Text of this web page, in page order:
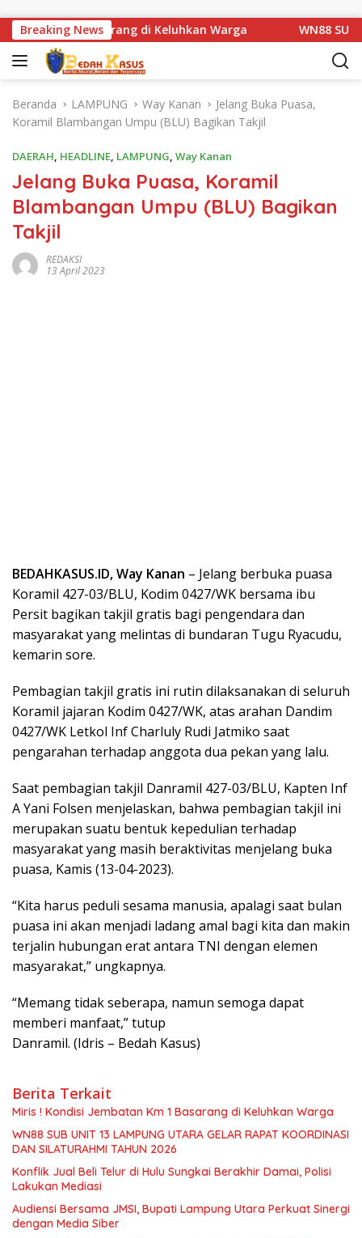
Breaking News
Km 1 Basarang di Keluhkan Warga WN88 SUB
Beranda LAMPUNG Way Kanan
Jelang Buka Puasa,
Koramil Blambangan Umpu (BLU) Bagikan Takjil
DAERAH, HEADLINE, LAMPUNG, Way Kanan
Jelang Buka Puasa, Koramil
Blambangan Umpu (BLU) Bagikan
Takjil
REDAKSI
13 April 2023
BEDAHKASUS.ID, Way Kanan – Jelang berbuka puasa
Koramil 427-03/BLU, Kodim 0427/WK bersama ibu
Persit bagikan takjil gratis bagi pengendara dan
masyarakat yang melintas di bundaran Tugu Ryacudu,
kemarin sore.
Pembagian takjil gratis ini rutin dilaksanakan di seluruh
Koramil jajaran Kodim 0427/WK, atas arahan Dandim
0427/WK Letkol Inf Charluly Rudi Jatmiko saat
pengarahan terhadap anggota dua pekan yang lalu.
Saat pembagian takjil Danramil 427-03/BLU, Kapten Inf
A Yani Folsen menjelaskan, bahwa pembagian takjil ini
merupakan suatu bentuk kepedulian terhadap
masyarakat yang masih beraktivitas menjelang buka
puasa, Kamis (13-04-2023).
“Kita harus peduli sesama manusia, apalagi saat bulan
puasa ini akan menjadi ladang amal bagi kita dan makin
terjalin hubungan erat antara TNI dengan elemen
masyarakat,” ungkapnya.
“Memang tidak seberapa, namun semoga dapat
memberi manfaat,” tutup
Danramil. (Idris – Bedah Kasus)
Berita Terkait
Miris ! Kondisi Jembatan Km 1 Basarang di Keluhkan Warga
WN88 SUB UNIT 13 LAMPUNG UTARA GELAR RAPAT KOORDINASI
DAN SILATURAHMI TAHUN 2026
Konflik Jual Beli Telur di Hulu Sungkai Berakhir Damai, Polisi
Lakukan Mediasi
Audiensi Bersama JMSI, Bupati Lampung Utara Perkuat Sinergi
dengan Media Siber